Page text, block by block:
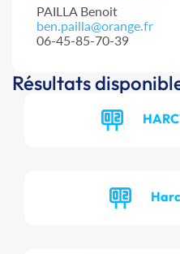
PAILLA Benoit
ben.pailla@orange.fr
06-45-85-70-39
Résultats